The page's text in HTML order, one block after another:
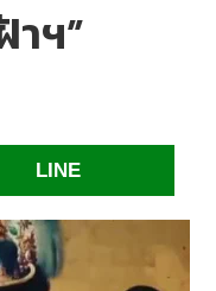
าฯ”
LINE